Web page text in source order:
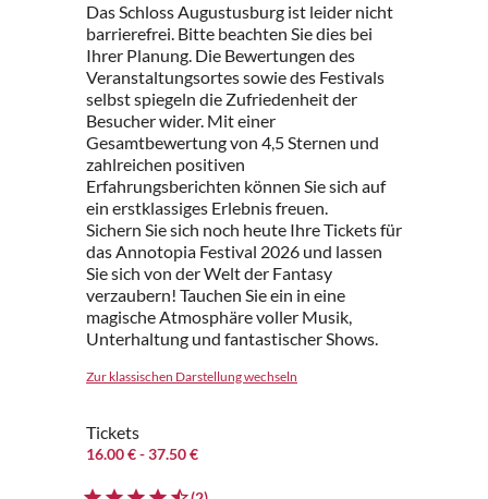
Das Schloss Augustusburg ist leider nicht
barrierefrei. Bitte beachten Sie dies bei
Ihrer Planung. Die Bewertungen des
Veranstaltungsortes sowie des Festivals
selbst spiegeln die Zufriedenheit der
Besucher wider. Mit einer
Gesamtbewertung von 4,5 Sternen und
zahlreichen positiven
Erfahrungsberichten können Sie sich auf
ein erstklassiges Erlebnis freuen.
Sichern Sie sich noch heute Ihre Tickets für
das Annotopia Festival 2026 und lassen
Sie sich von der Welt der Fantasy
verzaubern! Tauchen Sie ein in eine
magische Atmosphäre voller Musik,
Unterhaltung und fantastischer Shows.
Zur klassischen Darstellung wechseln
Tickets
16.00 €- 37.50 €